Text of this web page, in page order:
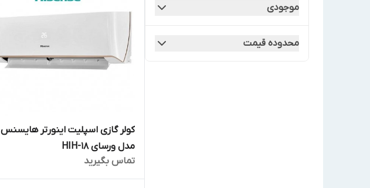
موجودی
محدوده قیمت
کولر گازی اسپلیت اینورتر هایسنس
مدل ورسای HIH-18
تماس بگیرید